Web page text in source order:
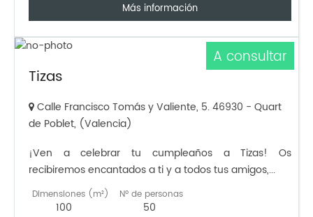
Más información
Tizas
A consultar
Calle Francisco Tomás y Valiente, 5. 46930 - Quart
de Poblet, (Valencia)
¡Ven a celebrar tu cumpleaños a Tizas! Os
recibiremos encantados a ti y a todos tus amigos,...
Dimensiones (m²)
100
Nº de personas
50